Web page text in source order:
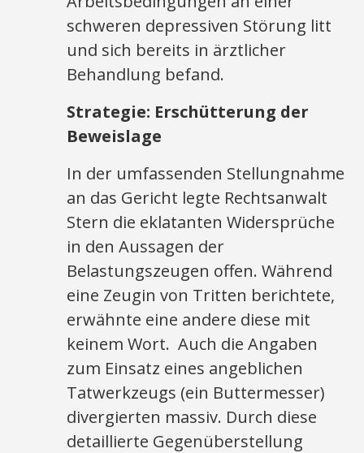
schweren depressiven Störung litt
und sich bereits in ärztlicher
Behandlung befand.
Strategie: Erschütterung der
Beweislage
In der umfassenden Stellungnahme
an das Gericht legte Rechtsanwalt
Stern die eklatanten Widersprüche
in den Aussagen der
Belastungszeugen offen. Während
eine Zeugin von Tritten berichtete,
erwähnte eine andere diese mit
keinem Wort. Auch die Angaben
zum Einsatz eines angeblichen
Tatwerkzeugs (ein Buttermesser)
divergierten massiv. Durch diese
detaillierte Gegenüberstellung